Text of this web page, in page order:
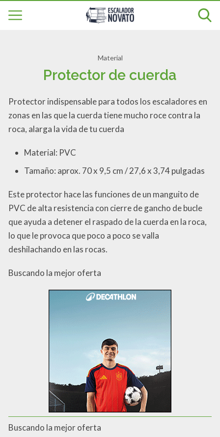
Material
Protector de cuerda
Protector indispensable para todos los escaladores en
zonas en las que la cuerda tiene mucho roce contra la
roca, alarga la vida de tu cuerda
Material: PVC
Tamaño: aprox. 70 x 9,5 cm / 27,6 x 3,74 pulgadas
Este protector hace las funciones de un manguito de
PVC de alta resistencia con cierre de gancho de bucle
que ayuda a detener el raspado de la cuerda en la roca,
lo que le provoca que poco a poco se valla
deshilachando en las rocas.
Buscando la mejor oferta
Buscando la mejor oferta